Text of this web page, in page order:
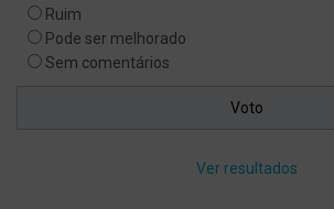
Ruim
Pode ser melhorado
Sem comentários
Ver resultados